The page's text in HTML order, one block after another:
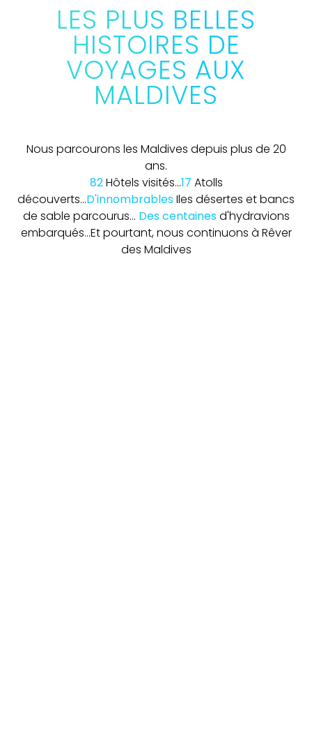
LES PLUS BELLES
HISTOIRES DE
VOYAGES AUX
MALDIVES
Nous parcourons les Maldives depuis plus de 20
ans.
82Hôtels visités...17 Atolls
découverts...D'innombrablesIles désertes et bancs
de sable parcourus... Des centainesd'hydravions
embarqués...Et pourtant, nous continuons à Rêver
des Maldives